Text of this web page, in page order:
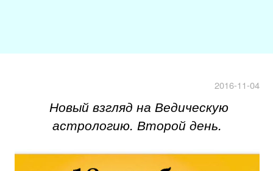
2016-11-04
Новый взгляд на Ведическую
астрологию. Второй день.